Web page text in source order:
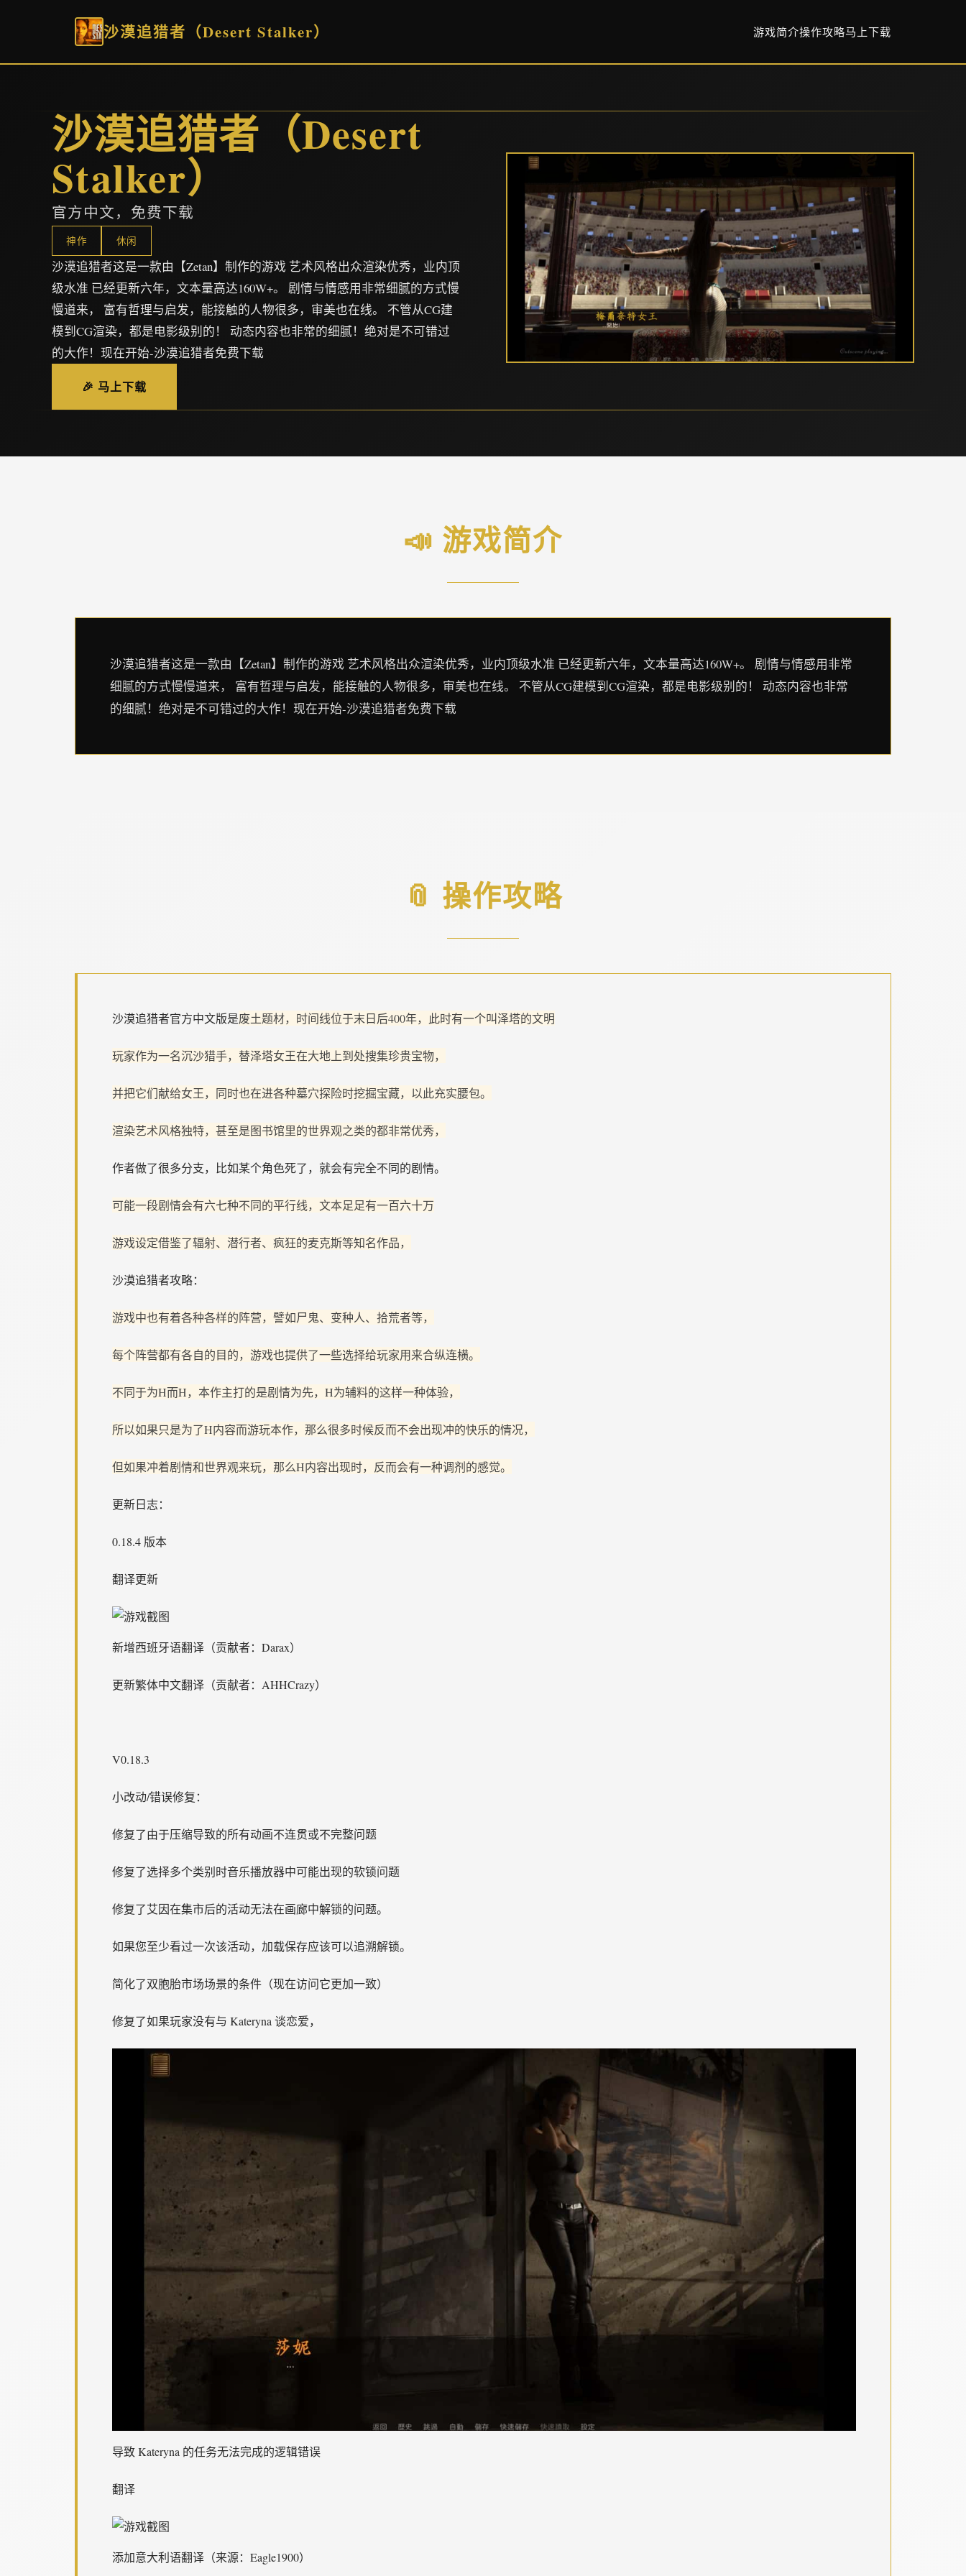
沙漠追猎者（Desert Stalker） 游戏简介操作攻略马上下载
沙漠追猎者（Desert
Stalker）
官方中文，免费下载
神作 休闲
沙漠追猎者这是一款由【Zetan】制作的游戏 艺术风格出众渲染优秀，业内顶
级水准 已经更新六年，文本量高达160W+。 剧情与情感用非常细腻的方式慢
慢道来， 富有哲理与启发，能接触的人物很多，审美也在线。 不管从CG建
模到CG渲染，都是电影级别的！ 动态内容也非常的细腻！绝对是不可错过
的大作！现在开始-沙漠追猎者免费下载
🎉 马上下载
📣 游戏简介
沙漠追猎者这是一款由【Zetan】制作的游戏 艺术风格出众渲染优秀，业内顶级水准 已经更新六年，文本量高达160W+。 剧情与情感用非常
细腻的方式慢慢道来， 富有哲理与启发，能接触的人物很多，审美也在线。 不管从CG建模到CG渲染，都是电影级别的！ 动态内容也非常
的细腻！绝对是不可错过的大作！现在开始-沙漠追猎者免费下载
📎 操作攻略
沙漠追猎者官方中文版是废土题材，时间线位于末日后400年，此时有一个叫泽塔的文明
玩家作为一名沉沙猎手，替泽塔女王在大地上到处搜集珍贵宝物，
并把它们献给女王，同时也在进各种墓穴探险时挖掘宝藏，以此充实腰包。
渲染艺术风格独特，甚至是图书馆里的世界观之类的都非常优秀，
作者做了很多分支，比如某个角色死了，就会有完全不同的剧情。
可能一段剧情会有六七种不同的平行线，文本足足有一百六十万
游戏设定借鉴了辐射、潜行者、疯狂的麦克斯等知名作品，
沙漠追猎者攻略：
游戏中也有着各种各样的阵营，譬如尸鬼、变种人、拾荒者等，
每个阵营都有各自的目的，游戏也提供了一些选择给玩家用来合纵连横。
不同于为H而H，本作主打的是剧情为先，H为辅料的这样一种体验，
所以如果只是为了H内容而游玩本作，那么很多时候反而不会出现冲的快乐的情况，
但如果冲着剧情和世界观来玩，那么H内容出现时，反而会有一种调剂的感觉。
更新日志：
0.18.4 版本
翻译更新
新增西班牙语翻译（贡献者：Darax）
更新繁体中文翻译（贡献者：AHHCrazy）
V0.18.3
小改动/错误修复：
修复了由于压缩导致的所有动画不连贯或不完整问题
修复了选择多个类别时音乐播放器中可能出现的软锁问题
修复了艾因在集市后的活动无法在画廊中解锁的问题。
如果您至少看过一次该活动，加载保存应该可以追溯解锁。
简化了双胞胎市场场景的条件（现在访问它更加一致）
修复了如果玩家没有与 Kateryna 谈恋爱，
导致 Kateryna 的任务无法完成的逻辑错误
翻译
添加意大利语翻译（来源：Eagle1900）